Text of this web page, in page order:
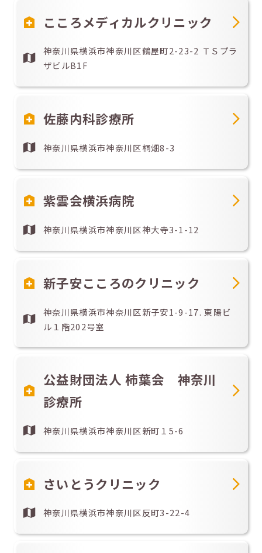
こころメディカルクリニック
神奈川県横浜市神奈川区鶴屋町2-23-2 ＴＳプラ
ザビルB1F
佐藤内科診療所
神奈川県横浜市神奈川区桐畑8-3
紫雲会横浜病院
神奈川県横浜市神奈川区神大寺3-1-12
新子安こころのクリニック
神奈川県横浜市神奈川区新子安1-9-17. 東陽ビ
ル１階202号室
公益財団法人 柿葉会 神奈川
診療所
神奈川県横浜市神奈川区新町１5-6
さいとうクリニック
神奈川県横浜市神奈川区反町3-22-4